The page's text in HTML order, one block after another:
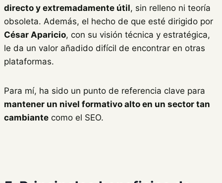
directo y extremadamente útil, sin relleno ni teoría
obsoleta. Además, el hecho de que esté dirigido por
César Aparicio, con su visión técnica y estratégica,
le da un valor añadido difícil de encontrar en otras
plataformas.
Para mí, ha sido un punto de referencia clave para
mantener un nivel formativo alto en un sector tan
cambiante como el SEO.